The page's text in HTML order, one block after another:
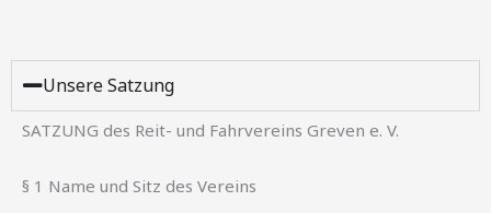
Unsere Satzung
SATZUNG des Reit- und Fahrvereins Greven e. V.
§ 1 Name und Sitz des Vereins